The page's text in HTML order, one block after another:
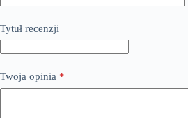
Tytuł recenzji
Twoja opinia *